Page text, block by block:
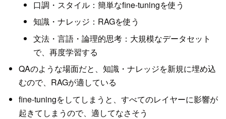
口調・スタイル：簡単なfine-tuningを使う
知識・ナレッジ：RAGを使う
文法・言語・論理的思考：大規模なデータセット
で、再度学習する
QAのような場面だと、知識・ナレッジを新規に埋め込
むので、RAGが適している
fine-tuningをしてしまうと、すべてのレイヤーに影響が
起きてしまうので、適してなさそう